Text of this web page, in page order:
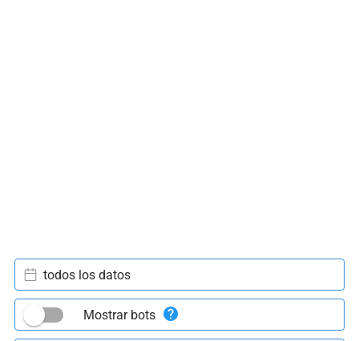
todos los datos
Mostrar bots